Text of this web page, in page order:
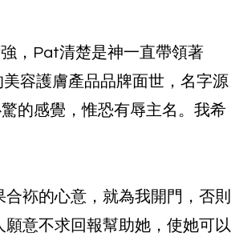
，Pat清楚是神一直帶領著
容護膚產品品牌面世，名字源
的感覺，惟恐有辱主名。我希
袮的心意，就為我開門，否則
意不求回報幫助她，使她可以